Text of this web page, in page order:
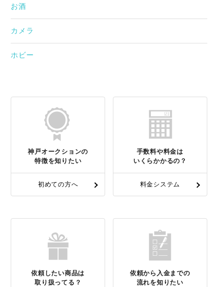
お酒
カメラ
ホビー
神戸オークションの
特徴を知りたい
初めての方へ
手数料や料金は
いくらかかるの？
料金システム
依頼したい商品は
取り扱ってる？
依頼から入金までの
流れを知りたい